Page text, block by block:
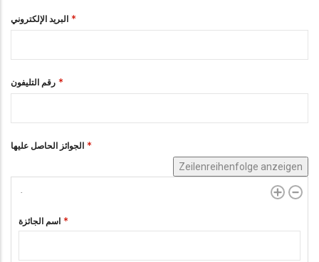
البريد الإلكتروني
رقم التليفون
الجوائز الحاصل عليها
Zeilenreihenfolge anzeigen
اسم الجائزة